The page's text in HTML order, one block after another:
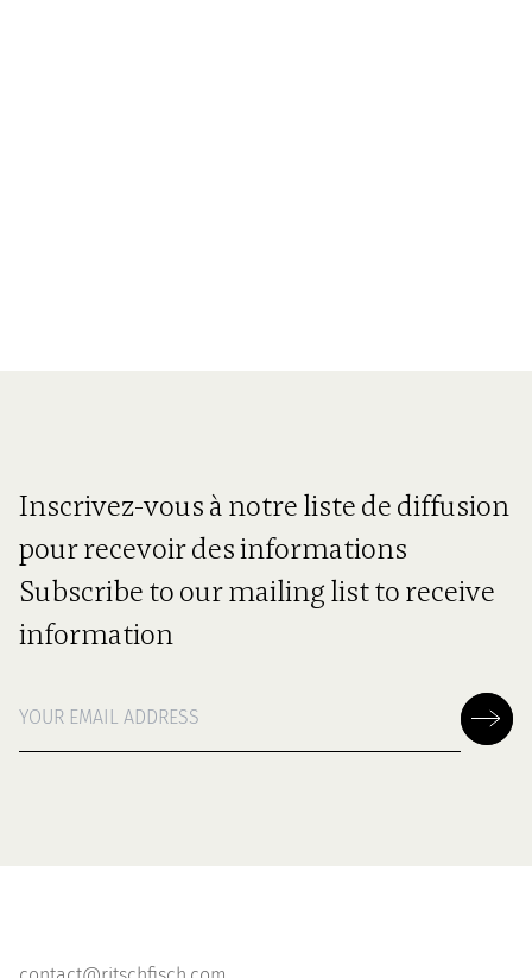
Inscrivez-vous à notre liste de diffusion
pour recevoir des informations
Subscribe to our mailing list to receive
information